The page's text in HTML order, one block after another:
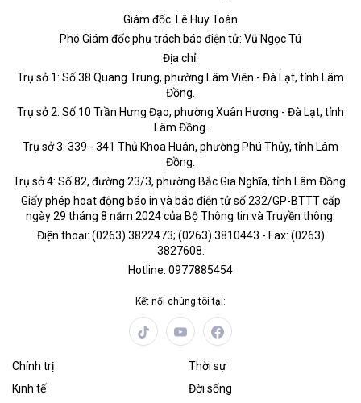
Giám đốc: Lê Huy Toàn
Phó Giám đốc phụ trách báo điện tử: Vũ Ngọc Tú
Địa chỉ:
Trụ sở 1: Số 38 Quang Trung, phường Lâm Viên - Đà Lạt, tỉnh Lâm
Đồng.
Trụ sở 2: Số 10 Trần Hưng Đạo, phường Xuân Hương - Đà Lạt, tỉnh
Lâm Đồng.
Trụ sở 3: 339 - 341 Thủ Khoa Huân, phường Phú Thủy, tỉnh Lâm
Đồng.
Trụ sở 4: Số 82, đường 23/3, phường Bắc Gia Nghĩa, tỉnh Lâm Đồng.
Giấy phép hoạt động báo in và báo điện tử số 232/GP-BTTT cấp
ngày 29 tháng 8 năm 2024 của Bộ Thông tin và Truyền thông.
Điện thoại: (0263) 3822473; (0263) 3810443 - Fax: (0263)
3827608.
Hotline: 0977885454
Kết nối chúng tôi tại:
Chính trị
Thời sự
Kinh tế
Đời sống